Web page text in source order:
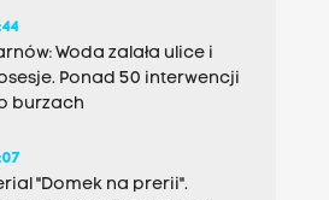
Woda zalała ulice i
Ponad 50 interwencji
burzach
"Domek na prerii".